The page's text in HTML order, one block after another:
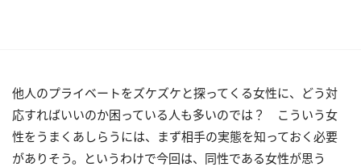
他人のプライベートをズケズケと探ってくる女性に、どう対
応すればいいのか困っている人も多いのでは？ こういう女
性をうまくあしらうには、まず相手の実態を知っておく必要
がありそう。というわけで今回は、同性である女性が思う